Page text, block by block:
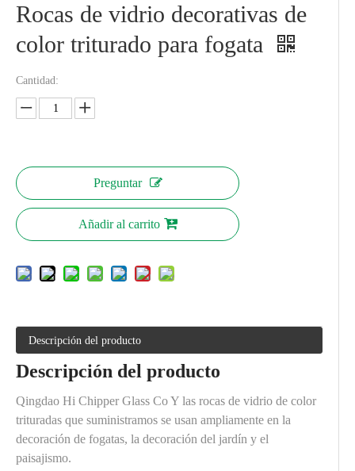
Rocas de vidrio decorativas de
color triturado para fogata
Cantidad:
Preguntar
Añadir al carrito
Descripción del producto
Descripción del producto
Qingdao Hi Chipper Glass Co Y las rocas de vidrio de color
trituradas que suministramos se usan ampliamente en la
decoración de fogatas, la decoración del jardín y el
paisajismo.